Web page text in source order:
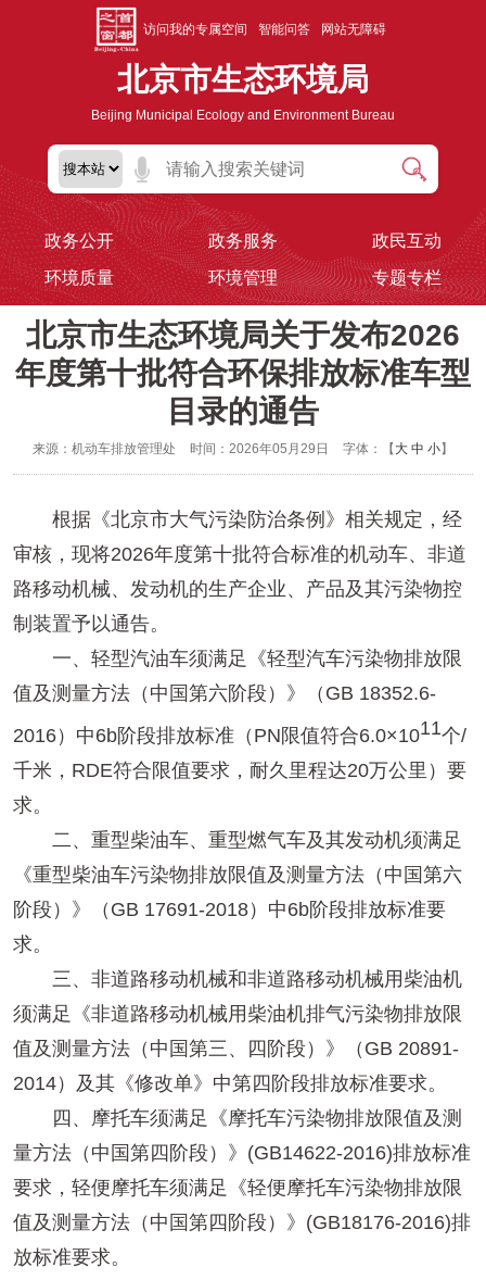
访问我的专属空间 智能问答 网站无障碍
北京市生态环境局
Beijing Municipal Ecology and Environment Bureau
政务公开 政务服务
政民互动
环境质量
环境管理 专题专栏
北京市生态环境局关于发布2026
年度第十批符合环保排放标准车型
目录的通告
来源：机动车排放管理处 时间：2026年05月29日 字体：【 大 中 小】
根据《北京市大气污染防治条例》相关规定，经
审核，现将2026年度第十批符合标准的机动车、非道
路移动机械、发动机的生产企业、产品及其污染物控
制装置予以通告。
一、轻型汽油车须满足《轻型汽车污染物排放限
值及测量方法（中国第六阶段）》（GB 18352.6-
2016）中6b阶段排放标准（PN限值符合6.0×1011个/
千米，RDE符合限值要求，耐久里程达20万公里）要
求。
二、重型柴油车、重型燃气车及其发动机须满足
《重型柴油车污染物排放限值及测量方法（中国第六
阶段）》（GB 17691-2018）中6b阶段排放标准要
求。
三、非道路移动机械和非道路移动机械用柴油机
须满足《非道路移动机械用柴油机排气污染物排放限
值及测量方法（中国第三、四阶段）》（GB 20891-
2014）及其《修改单》中第四阶段排放标准要求。
四、摩托车须满足《摩托车污染物排放限值及测
量方法（中国第四阶段）》(GB14622-2016)排放标准
要求，轻便摩托车须满足《轻便摩托车污染物排放限
值及测量方法（中国第四阶段）》(GB18176-2016)排
放标准要求。